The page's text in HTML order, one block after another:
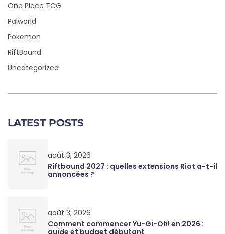
One Piece TCG
Palworld
Pokemon
RiftBound
Uncategorized
LATEST POSTS
août 3, 2026
Riftbound 2027 : quelles extensions Riot a-t-il
annoncées ?
août 3, 2026
Comment commencer Yu-Gi-Oh! en 2026 :